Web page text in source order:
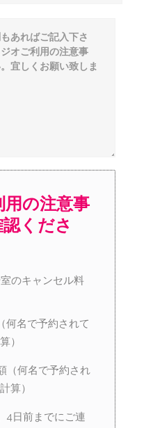
の注意事
くださ
のキャンセル料
何名で予約されて
）
（何名で予約され
算）
4日前までにご連